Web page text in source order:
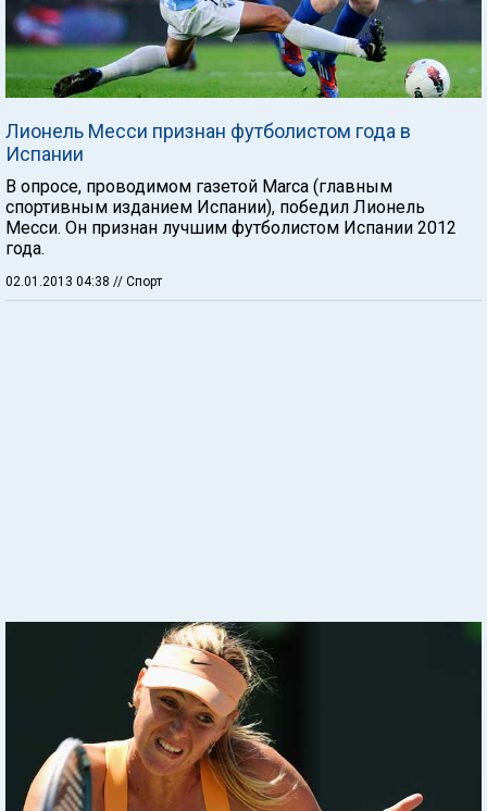
Лионель Месси признан футболистом года в
Испании
В опросе, проводимом газетой Marca (главным
спортивным изданием Испании), победил Лионель
Месси. Он признан лучшим футболистом Испании 2012
года.
02.01.2013 04:38 // Спорт